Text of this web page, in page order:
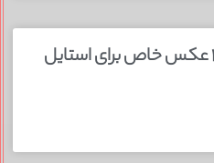
مانتو جین شیک زیبا؛ ۱۵ عکس خاص برای استایل